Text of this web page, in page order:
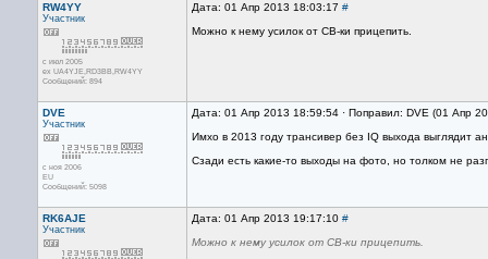
RW4YY
Участник
с июл 2005
ex UA4YJE,RD3BB,RW4YY
Сообщений: 894
Дата: 01 Апр 2013 18:03:17 #
Можно к нему усилок от СВ-ки прицепить.
DVE
Участник
с ноя 2006
EU
Сообщений: 5098
Дата: 01 Апр 2013 18:59:54 · Поправил: DVE (01 Апр
Имхо в 2013 году трансивер без IQ выхода выглядит
Сзади есть какие-то выходы на фото, но толком не
RK6AJE
Участник
Дата: 01 Апр 2013 19:17:10 #
Можно к нему усилок от СВ-ки прицепить.